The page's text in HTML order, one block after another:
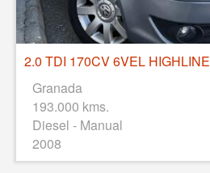
2.0 TDI 170CV 6VEL HIGHLINE
Granada
193.000 kms.
Diesel - Manual
2008